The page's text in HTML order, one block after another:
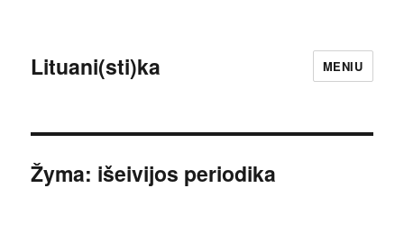
Lituani(sti)ka MENIU
Žyma: išeivijos periodika